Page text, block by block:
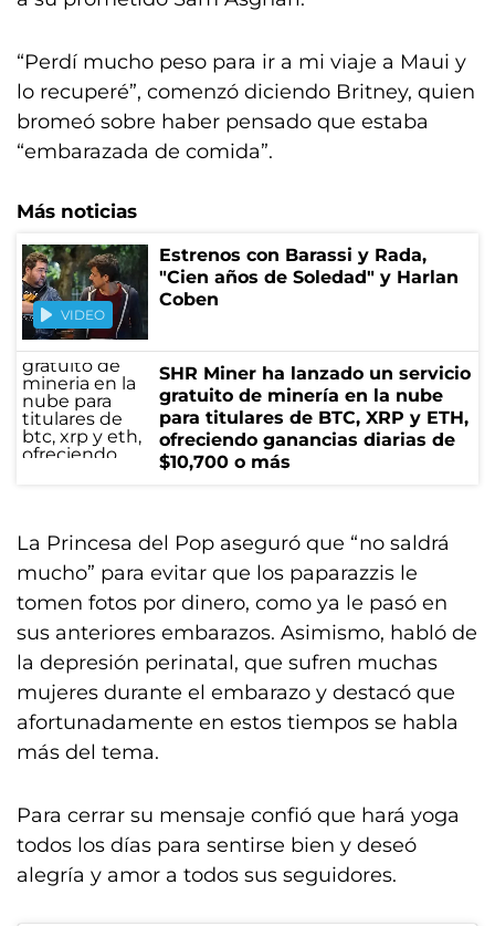
“Perdí mucho peso para ir a mi viaje a Maui y
lo recuperé”, comenzó diciendo Britney, quien
bromeó sobre haber pensado que estaba
“embarazada de comida”.
Más noticias
VIDEO
Estrenos con Barassi y Rada,
"Cien años de Soledad" y Harlan
Coben
SHR Miner ha lanzado un servicio
gratuito de minería en la nube
para titulares de BTC, XRP y ETH,
ofreciendo ganancias diarias de
$10,700 o más
La Princesa del Pop aseguró que “no saldrá
mucho” para evitar que los paparazzis le
tomen fotos por dinero, como ya le pasó en
sus anteriores embarazos. Asimismo, habló de
la depresión perinatal, que sufren muchas
mujeres durante el embarazo y destacó que
afortunadamente en estos tiempos se habla
más del tema.
Para cerrar su mensaje confió que hará yoga
todos los días para sentirse bien y deseó
alegría y amor a todos sus seguidores.